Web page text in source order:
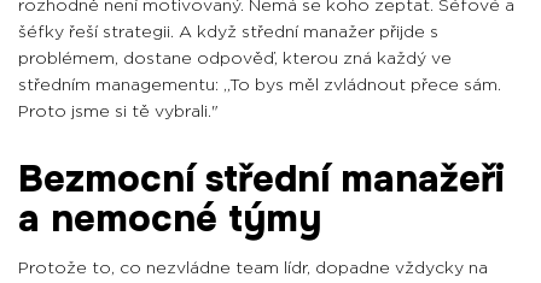
rozhodně není motivovaný. Nemá se koho zeptat. Šéfové a
šéfky řeší strategii. A když střední manažer přijde s
problémem, dostane odpověď, kterou zná každý ve
středním managementu: „To bys měl zvládnout přece sám.
Proto jsme si tě vybrali."
Bezmocní střední manažeři
a nemocné týmy
Protože to, co nezvládne team lídr, dopadne vždycky na